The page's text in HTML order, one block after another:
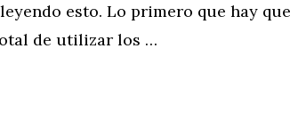
esto. Lo primero que hay
de utilizar los …